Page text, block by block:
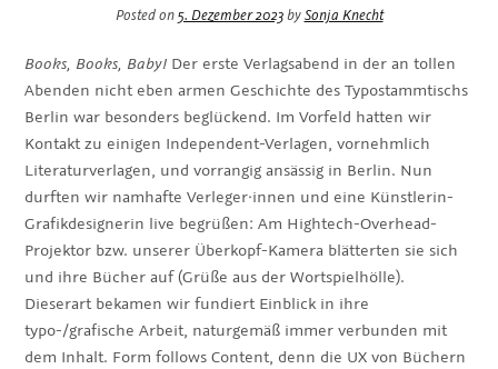
Posted on5. Dezember 2023bySonja Knecht
Books, Books, Baby! Der erste Verlagsabend in der an tollen
Abenden nicht eben armen Geschichte des Typostammtischs
Berlin war besonders beglückend. Im Vorfeld hatten wir
Kontakt zu einigen Independent-Verlagen, vornehmlich
Literaturverlagen, und vorrangig ansässig in Berlin. Nun
durften wir namhafte Verleger·innen und eine Künstlerin-
Grafikdesignerin live begrüßen: Am Hightech-Overhead-
Projektor bzw. unserer Überkopf-Kamera blätterten sie sich
und ihre Bücher auf (Grüße aus der Wortspielhölle).
Dieserart bekamen wir fundiert Einblick in ihre
typo-/grafische Arbeit, naturgemäß immer verbunden mit
dem Inhalt. Form follows Content, denn die UX von Büchern